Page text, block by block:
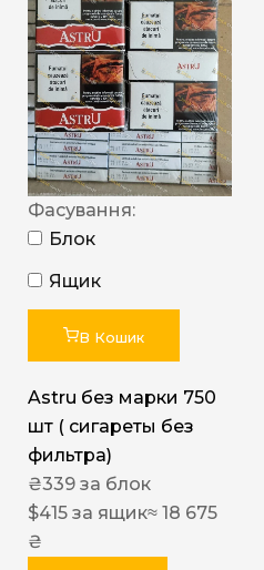
Фасування:
Блок
Ящик
В Кошик
Astru без марки 750
шт ( сигареты без
фильтра)
₴339 за блок
$415 за ящик≈ 18 675
₴